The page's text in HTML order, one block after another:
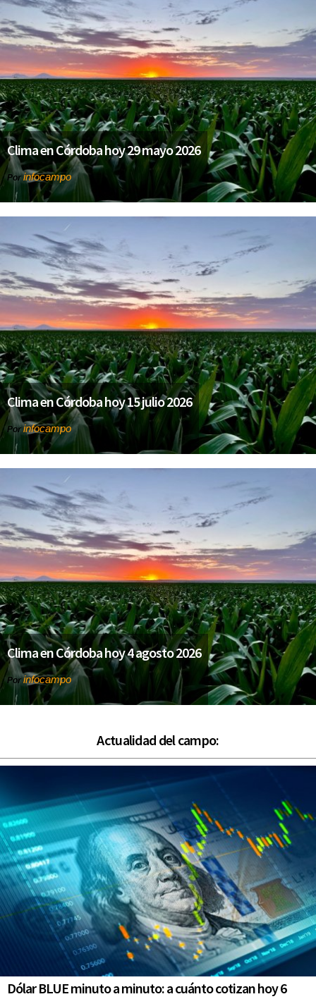
Clima en Córdoba hoy 29 mayo 2026
Por infocampo
Clima en Córdoba hoy 15 julio 2026
Porinfocampo
Clima en Córdoba hoy 4 agosto 2026
Por infocampo
Actualidad del campo:
Dólar BLUE minuto a minuto: a cuánto cotizan hoy 6